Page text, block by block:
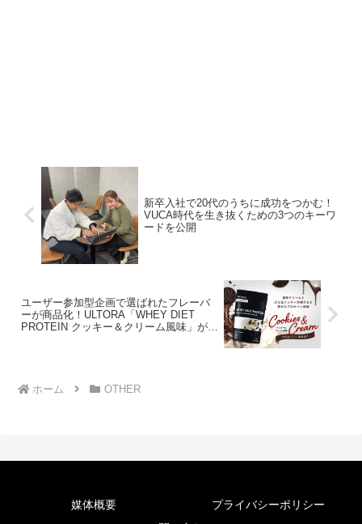
新卒入社で20代のうちに成功をつかむ！
VUCA時代を生き抜くための3つのキーワ
ードを公開
ユーザー参加型企画で選ばれたフレーバ
ーが商品化！ULTORA「WHEY DIET
PROTEIN クッキー＆クリーム風味」が
ホーム OTHER
媒体概要
プライバシーポリシー